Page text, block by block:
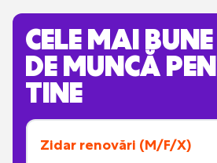
CELE MAI
DE MUNCĂ
TINE
Zidar renovări (M/F/X)